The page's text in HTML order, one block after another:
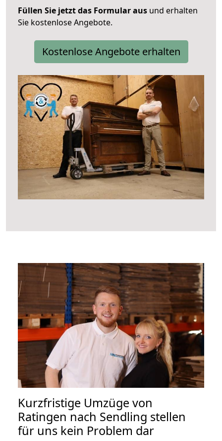
Füllen Sie jetzt das Formular aus und erhalten
Sie kostenlose Angebote.
Kostenlose Angebote erhalten
Kurzfristige Umzüge von
Ratingen nach Sendling stellen
für uns kein Problem dar